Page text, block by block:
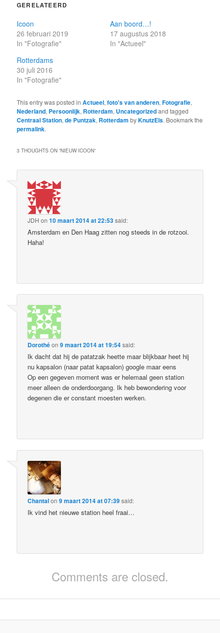
GERELATEERD
Icoon
26 februari 2019
In "Fotografie"
Aan boord…!
17 augustus 2018
In "Actueel"
Rotterdams
30 juli 2016
In "Fotografie"
This entry was posted inActueel,foto's van anderen,Fotografie,
Nederland, Persoonlijk, Rotterdam, Uncategorizedand tagged
Centraal Station,de Puntzak, Rotterdam byKnutzEls. Bookmark the
permalink.
3 THOUGHTS ON “NIEUW ICOON”
JDH on10 maart 2014 at 22:53said:
Amsterdam en Den Haag zitten nog steeds in de rotzooi.
Haha!
Dorothéon9 maart 2014 at 19:54said:
Ik dacht dat hij de patatzak heette maar blijkbaar heet hij
nu kapsalon (naar patat kapsalon) google maar eens
Op een gegeven moment was er helemaal geen station
meer alleen de onderdoorgang. Ik heb bewondering voor
degenen die er constant moesten werken.
Chantalon9 maart 2014 at 07:39said:
Ik vind het nieuwe station heel fraai…
Comments are closed.